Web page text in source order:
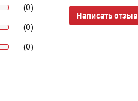
(0)
(0)
(0)
Написать отзыв